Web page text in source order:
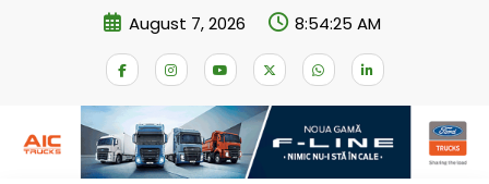
August 7, 2026 8:54:25 AM